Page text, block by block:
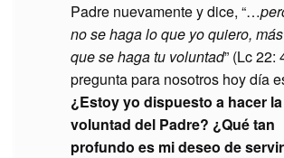
Padre nuevamente y dice, “…
no se haga lo que yo quiero,
que se haga tu voluntad” (Lc 22:
pregunta para nosotros hoy día
¿Estoy yo dispuesto a hacer la
voluntad del Padre? ¿Qué tan
profundo es mi deseo de